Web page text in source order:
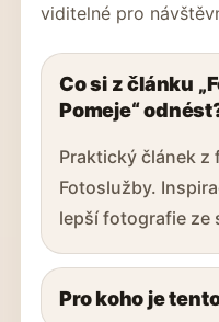
viditelné pro
Co si z článku
Pomeje“
Praktický článek z
Fotoslužby.
lepší fotografie ze
Pro koho je